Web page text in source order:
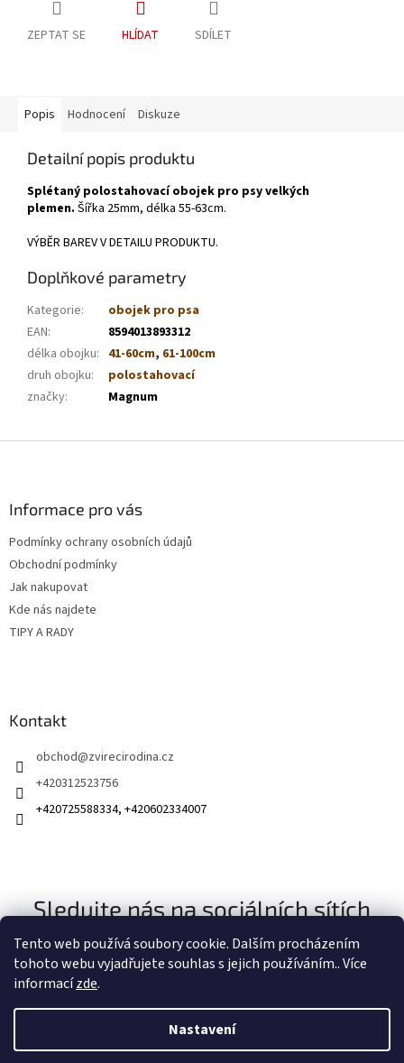
Tento web používá soubory cookie. Dalším procházením
tohoto webu vyjadřujete souhlas s jejich používáním.. Více
informacízde.
Nastavení
ZEPTAT SE HLÍDAT SDÍLET
Popis Hodnocení Diskuze
Detailní popis produktu
Splétaný polostahovací obojek pro psy velkých
plemen. Šířka 25mm, délka 55-63cm.
VÝBĚR BAREV V DETAILU PRODUKTU.
Doplňkové parametry
Kategorie:
obojek pro psa
EAN:
8594013893312
délka obojku: 41-60cm, 61-100cm
druh obojku:
polostahovací
značky: Magnum
Informace pro vás
Podmínky ochrany osobních údajů
Obchodní podmínky
Jak nakupovat
Kde nás najdete
TIPY A RADY
Kontakt
obchod@zvirecirodina.cz
+420312523756
+420725588334, +420602334007
Sledujte nás na sociálních sítích
Vytvořil Shoptet